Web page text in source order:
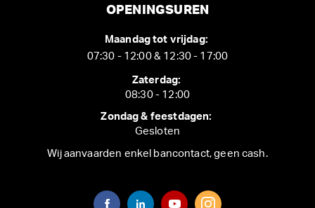
OPENINGSUREN
Maandag tot vrijdag:
07:30 - 12:00 & 12:30 - 17:00
Zaterdag:
08:30 - 12:00
Zondag & feestdagen:
Gesloten
Wij aanvaarden enkel bancontact, geen cash.